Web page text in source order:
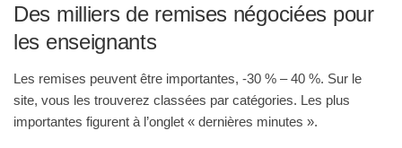
Des milliers de remises négociées pour
les enseignants
Les remises peuvent être importantes, -30 % – 40 %. Sur le
site, vous les trouverez classées par catégories. Les plus
importantes figurent à l’onglet « dernières minutes ».